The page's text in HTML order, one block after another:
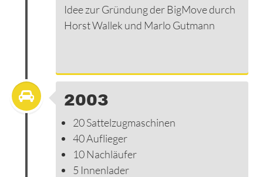
Idee zur Gründung der BigMove durch
Horst Wallek und Marlo Gutmann
2003
20 Sattelzugmaschinen
40 Auflieger
10 Nachläufer
5 Innenlader